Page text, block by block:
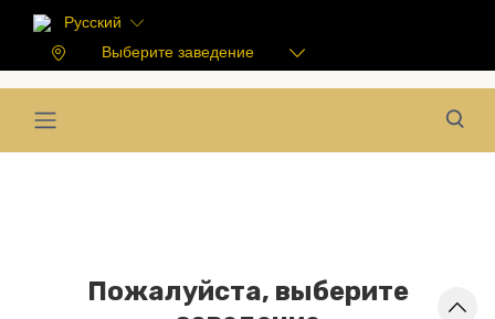
Русский
Выберите заведение
Пожалуйста, выберите